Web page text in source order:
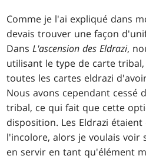
Comme je l'ai expliqué dans
devais trouver une façon
DansL'ascension des Eldrazi,
utilisant le type de carte
toutes les cartes eldrazi
Nous avons cependant cessé
tribal, ce qui fait que cette
disposition. Les Eldrazi
l'incolore, alors je voulais voir
en servir en tant qu'élément